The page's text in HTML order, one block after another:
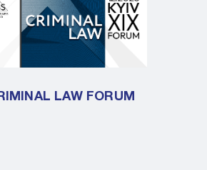
LAW FORUM